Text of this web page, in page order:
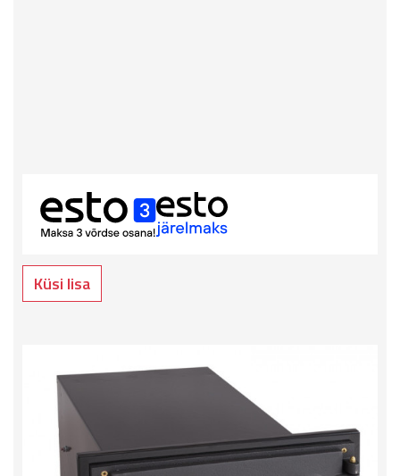
Küsi lisa